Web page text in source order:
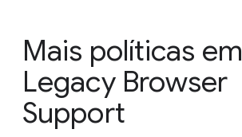
Mais políticas em
Legacy Browser
Support